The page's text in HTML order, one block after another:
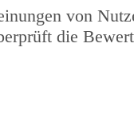
von
die